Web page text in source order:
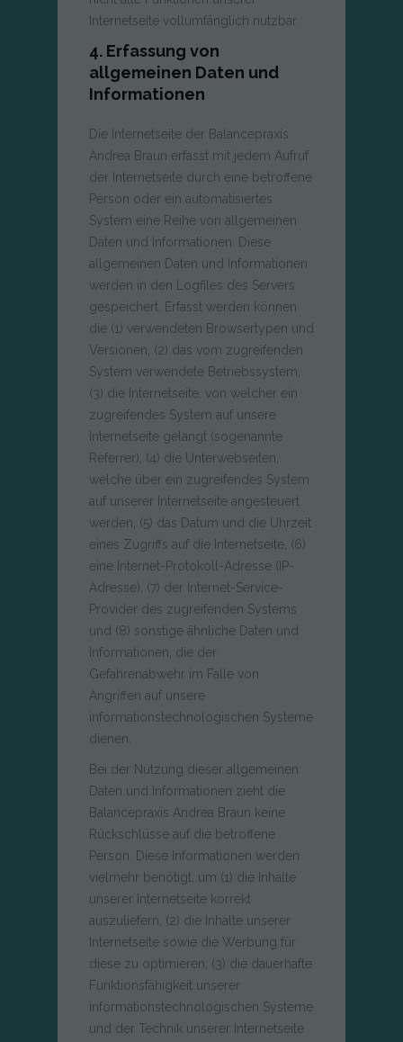
Internetseite vollumfänglich nutzbar.
4. Erfassung von
allgemeinen Daten und
Informationen
Die Internetseite der Balancepraxis
Andrea Braun erfasst mit jedem Aufruf
der Internetseite durch eine betroffene
Person oder ein automatisiertes
System eine Reihe von allgemeinen
Daten und Informationen. Diese
allgemeinen Daten und Informationen
werden in den Logfiles des Servers
gespeichert. Erfasst werden können
die (1) verwendeten Browsertypen und
Versionen, (2) das vom zugreifenden
System verwendete Betriebssystem,
(3) die Internetseite, von welcher ein
zugreifendes System auf unsere
Internetseite gelangt (sogenannte
Referrer), (4) die Unterwebseiten,
welche über ein zugreifendes System
auf unserer Internetseite angesteuert
werden, (5) das Datum und die Uhrzeit
eines Zugriffs auf die Internetseite, (6)
eine Internet-Protokoll-Adresse (IP-
Adresse), (7) der Internet-Service-
Provider des zugreifenden Systems
und (8) sonstige ähnliche Daten und
Informationen, die der
Gefahrenabwehr im Falle von
Angriffen auf unsere
informationstechnologischen Systeme
dienen.
Bei der Nutzung dieser allgemeinen
Daten und Informationen zieht die
Balancepraxis Andrea Braun keine
Rückschlüsse auf die betroffene
Person. Diese Informationen werden
vielmehr benötigt, um (1) die Inhalte
unserer Internetseite korrekt
auszuliefern, (2) die Inhalte unserer
Internetseite sowie die Werbung für
diese zu optimieren, (3) die dauerhafte
Funktionsfähigkeit unserer
informationstechnologischen Systeme
und der Technik unserer Internetseite